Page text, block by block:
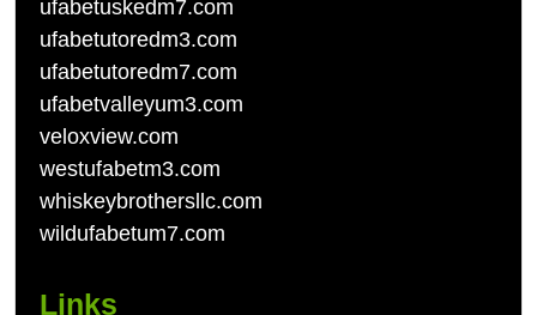
ufabetuskedm7.com
ufabetutoredm3.com
ufabetutoredm7.com
ufabetvalleyum3.com
veloxview.com
westufabetm3.com
whiskeybrothersllc.com
wildufabetum7.com
Links